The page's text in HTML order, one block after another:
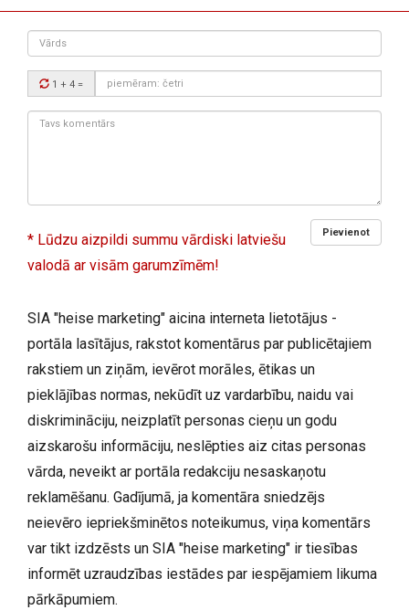
Vārds
Drošības
kods:
1 + 4 =
Tavs
Pievienot
* Lūdzu aizpildi summu vārdiski latviešu
valodā ar visām garumzīmēm!
SIA "heise marketing" aicina interneta lietotājus -
portāla lasītājus, rakstot komentārus par publicētajiem
rakstiem un ziņām, ievērot morāles, ētikas un
pieklājības normas, nekūdīt uz vardarbību, naidu vai
diskrimināciju, neizplatīt personas cieņu un godu
aizskarošu informāciju, neslēpties aiz citas personas
vārda, neveikt ar portāla redakciju nesaskaņotu
reklamēšanu. Gadījumā, ja komentāra sniedzējs
neievēro iepriekšminētos noteikumus, viņa komentārs
var tikt izdzēsts un SIA "heise marketing" ir tiesības
informēt uzraudzības iestādes par iespējamiem likuma
pārkāpumiem.